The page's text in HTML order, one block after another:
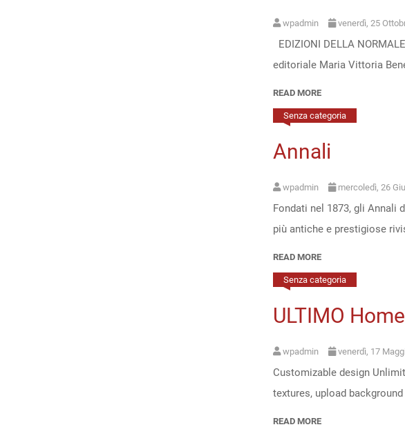
wpadmin venerdì, 25
EDIZIONI DELLA
editoriale Maria Vittoria
READ MORE
Senza categoria
Annali
wpadmin mercoledì, 26
Fondati nel 1873, gli Annali
più antiche e prestigiose
READ MORE
Senza categoria
ULTIMO
wpadmin venerdì, 17
Customizable design
textures, upload
READ MORE